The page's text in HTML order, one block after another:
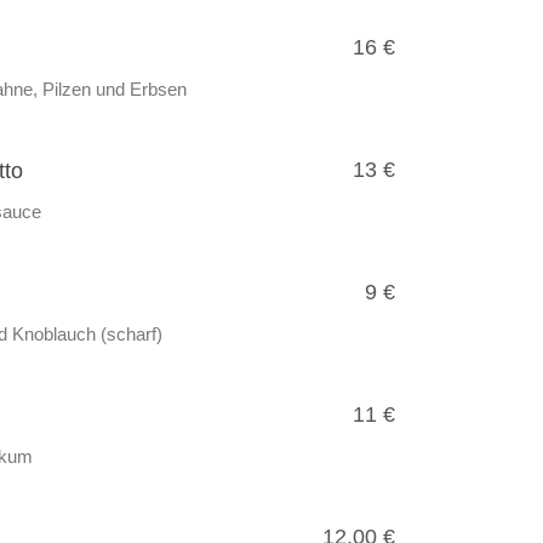
16 €
Pilzen und Erbsen
13 €
9 €
Knoblauch (scharf)
11 €
12,00 €